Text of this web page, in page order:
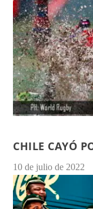
CHILE CAYÓ
10 de julio de 2022